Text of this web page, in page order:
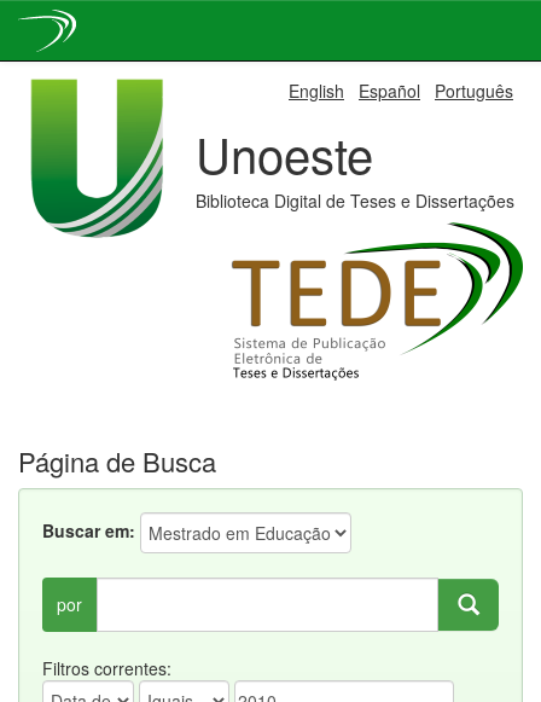
English Español Português
Unoeste
Biblioteca Digital de Teses e Dissertações
Página de Busca
Buscar em:
por
Filtros correntes: